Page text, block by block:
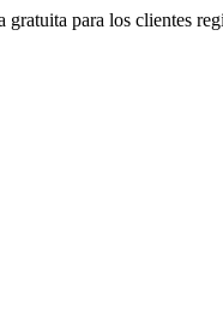
gratuita para los clientes